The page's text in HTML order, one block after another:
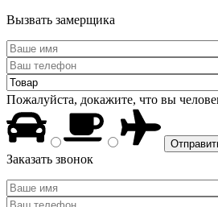
Вызвать замерщика
Пожалуйста, докажите, что вы
Заказать звонок